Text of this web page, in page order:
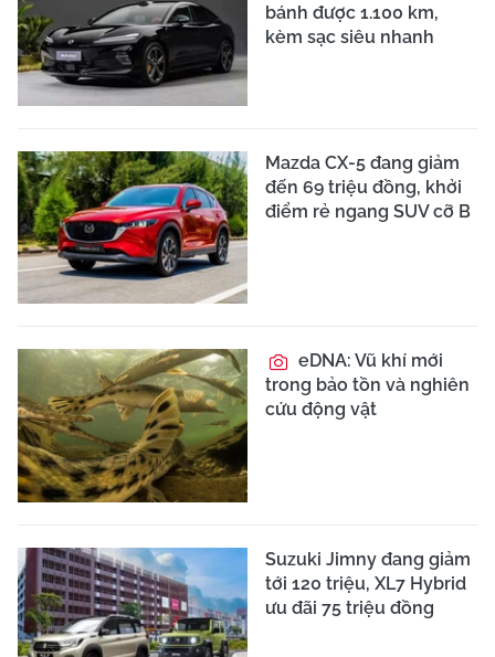
bánh được 1.100 km,
kèm sạc siêu nhanh
Mazda CX-5 đang giảm
đến 69 triệu đồng, khởi
điểm rẻ ngang SUV cỡ B
eDNA: Vũ khí mới
trong bảo tồn và nghiên
cứu động vật
Suzuki Jimny đang giảm
tới 120 triệu, XL7 Hybrid
ưu đãi 75 triệu đồng